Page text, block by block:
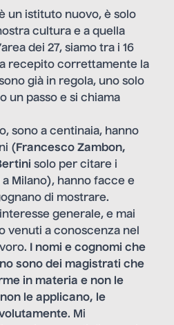
un istituto nuovo, è solo
cultura e a quella
dei 27, siamo tra i 16
recepito correttamente la
già in regola, uno solo
un passo e si chiama
sono a centinaia, hanno
( Francesco Zambon,
solo per citare i
Milano), hanno facce e
di mostrare.
generale, e mai
venuti a conoscenza nel
I nomi e cognomi che
sono dei magistrati che
in materia e non le
le applicano, le
. Mi